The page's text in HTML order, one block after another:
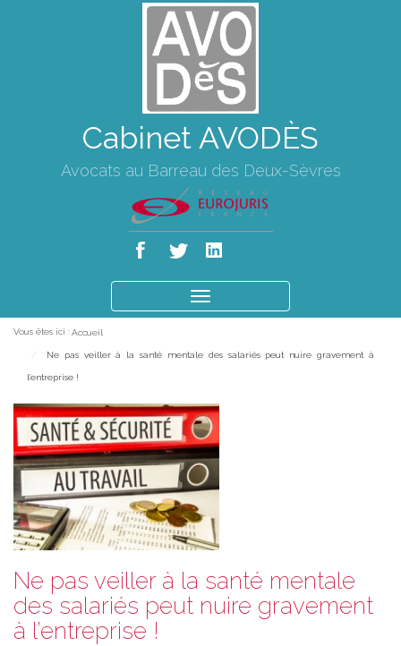
Cabinet AVODÈS
Avocats au Barreau des Deux-Sèvres
le
Vous êtes ici : Accueil
Ne pas veiller à la santé mentale des salariés peut nuire gravement à
l’entreprise !
Ne pas veiller à la santé mentale
des salariés peut nuire gravement
à l’entreprise !